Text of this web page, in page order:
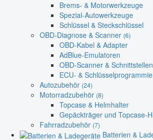
Brems- & Motorwerkzeuge
Spezial-Autowerkzeuge
Schlüssel & Steckschlüssel
OBD-Diagnose & Scanner (6)
OBD-Kabel & Adapter
AdBlue-Emulatoren
OBD-Scanner & Schnittstellen
ECU- &
Autozubehör (24)
Motorradzubehör (8)
Topcase & Helmhalter
Gepäckträger und Topcase-
Fahrradzubehör (7)
Batterien &